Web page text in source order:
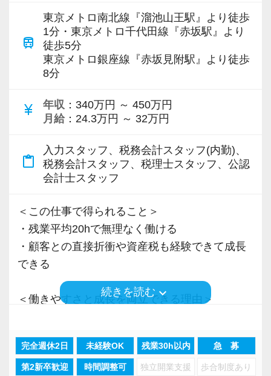
創業まもない頃から担当させていただいた会社
が数年後には大きく成⻑していて、ともに創り
上げていく実感があり、大きなやりがいを感じ
ます。
るよう勉強中です。
この仕事をするには、知識があるのは大前提と
えるかどうかが大事だと思います。
明るい職場で、スタートアップの基礎から応用
思います。
☆ぜひ事務所の雰囲気を御覧ください！☆
かけるような急成⻑は目指していません。
基本的には定時で残業をせずに退社することを
強く奨励。
プロフェッショナルとしての仕事へのコミッ
フバランスも重視し、日々の業務量に配慮して
います。
スタッフ全員に、仕事のやりがいと勉強、プラ
イベート等の健全な両立を目指してほしいと思
います。
【求む！協調して行動できる自律的なプロフェ
ッショナル！】
これからの税務会計業務は、単なる税法知識だ
けではなく、論理的思考力、コミュニケーショ
ン能力、主体性、協働性を持ちながら仕事をす
ることが必須です。
ていますので、専門性と経験を最大限に発揮し
て、遠慮なく仕事に取り組んでください！
＜先輩スタッフの声＞
Q. 当事務所を選んだ理由は？
A. 幅広い業務を経験できる点に魅力を感じ、入
所を決めました。
Q. 実際に働いてみてどうですか？
より成長スピードが上がったと感じています。
Q. 職場の雰囲気は？
A. 上司や先輩に相談しやすく、風通しの良い職
場だと感じています。
・税務経験を活かして成長したい方
・キャリアアップ志向のある方
・資産税など専門性を高めたい方
・将来的にマネジメントに関わりたい方
train
東京メトロ南北線『溜池山王駅』より徒歩
1分・東京メトロ千代田線『赤坂駅』より
徒歩5分
東京メトロ銀座線『赤坂見附駅』より徒歩
8分
currency_yen 年収 ：340万円 ～ 450万円
月給 ：24.3万円 ～ 32万円
content_paste
入力スタッフ、税務会計スタッフ(内勤)、
税務会計スタッフ、税理士スタッフ、公認
会計士スタッフ
＜この仕事で得られること＞
・残業平均20hで無理なく働ける
・顧客との直接折衝や資産税も経験できて成長
できる
＜働きやすさと成長を両立できる理由＞
・顧客対応や提案業務に集中可能
・資産税や相続など専門性の高い案件あり
続きを読むkeyboard_arrow_down
完全週休2日 未経験OK 残業30h以内 急 募
第2新卒歓迎 時間調整可 独立開業支援 歩合制度あり